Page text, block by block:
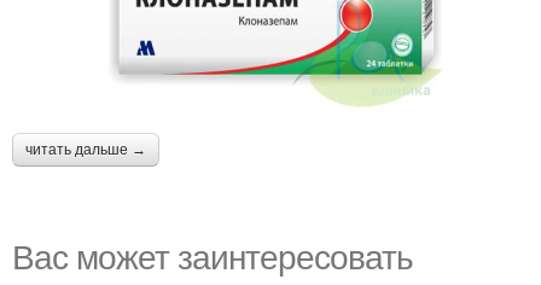
читать дальше →
Вас может заинтересовать